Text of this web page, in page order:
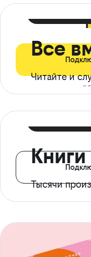
Все
Читайте и
ограничений*
Книги
Тысячи
с доступом